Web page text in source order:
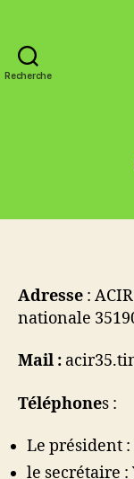
Recherche
Adresse :
nationale
Mail :
Téléphones :
Le président :
le secrétaire :